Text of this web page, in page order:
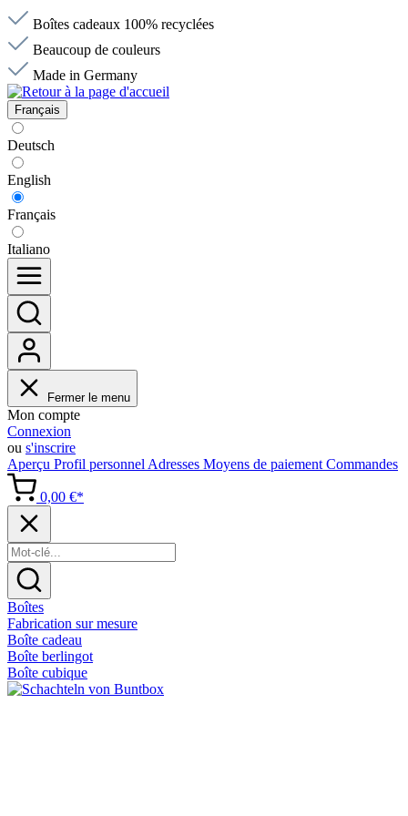
Boîtes cadeaux 100% recyclées
Beaucoup de couleurs
Made in Germany
Français
Deutsch
English
Français
Italiano
Fermer le menu
Mon compte
Connexion
ou s'inscrire
Aperçu Profil personnel Adresses Moyens de paiement Commandes
0,00 €*
Boîtes
Fabrication sur mesure
Boîte cadeau
Boîte berlingot
Boîte cubique